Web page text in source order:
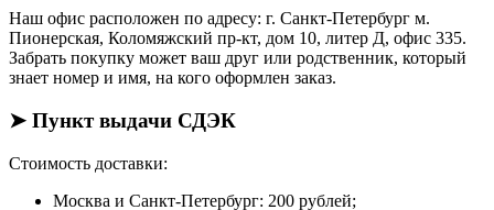
Наш офис расположен по адресу: г. Санкт-Петербург м.
Пионерская, Коломяжский пр-кт, дом 10, литер Д, офис 335.
Забрать покупку может ваш друг или родственник, который
знает номер и имя, на кого оформлен заказ.
➤ Пункт выдачи СДЭК
Стоимость доставки:
Москва и Санкт-Петербург: 200 рублей;